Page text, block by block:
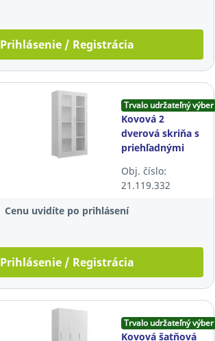
Prihlásenie / Registrácia
Trvalo udržateľný výber
Kovová 2
dverová skriňa s
priehľadnými
92x42x174 cm,
biela
Obj. číslo:
21.119.332
Cenu uvidíte po prihlásení
Prihlásenie / Registrácia
Trvalo udržateľný výber
Kovová šatňová